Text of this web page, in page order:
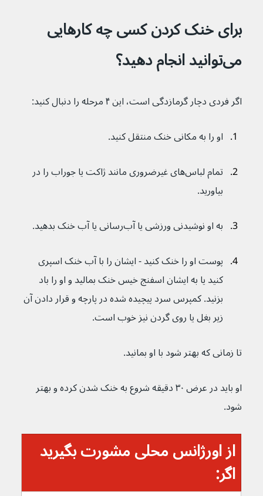
برای خنک کردن کسی چه کارهایی
می‌توانید انجام دهید؟
اگر فردی دچار گرمازدگی است، این ۴ مرحله را دنبال کنید:
او را به مکانی خنک منتقل کنید.
تمام لباس‌های غیرضروری مانند ژاکت یا جوراب را در
بیاورید.
به او نوشیدنی ورزشی یا آب‌رسانی یا آب خنک بدهید.
پوست او را خنک کنید - ایشان را با آب خنک اسپری
کنید یا به ایشان اسفنج خیس خنک بمالید و او را باد
بزنید. کمپرس سرد پیچیده شده در پارچه و قرار دادن آن
زیر بغل یا روی گردن نیز خوب است.
تا زمانی که بهتر شود با او بمانید.
او باید در عرض ۳۰ دقیقه شروع به خنک شدن کرده و بهتر
شود.
از اورژانس محلی مشورت بگیرید
اگر: